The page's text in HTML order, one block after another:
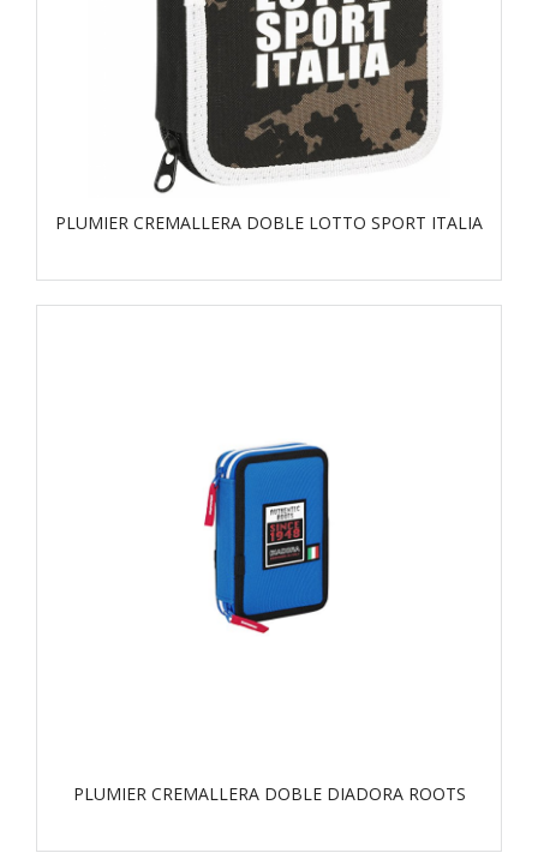
PLUMIER CREMALLERA DOBLE LOTTO SPORT ITALIA
PLUMIER CREMALLERA DOBLE DIADORA ROOTS